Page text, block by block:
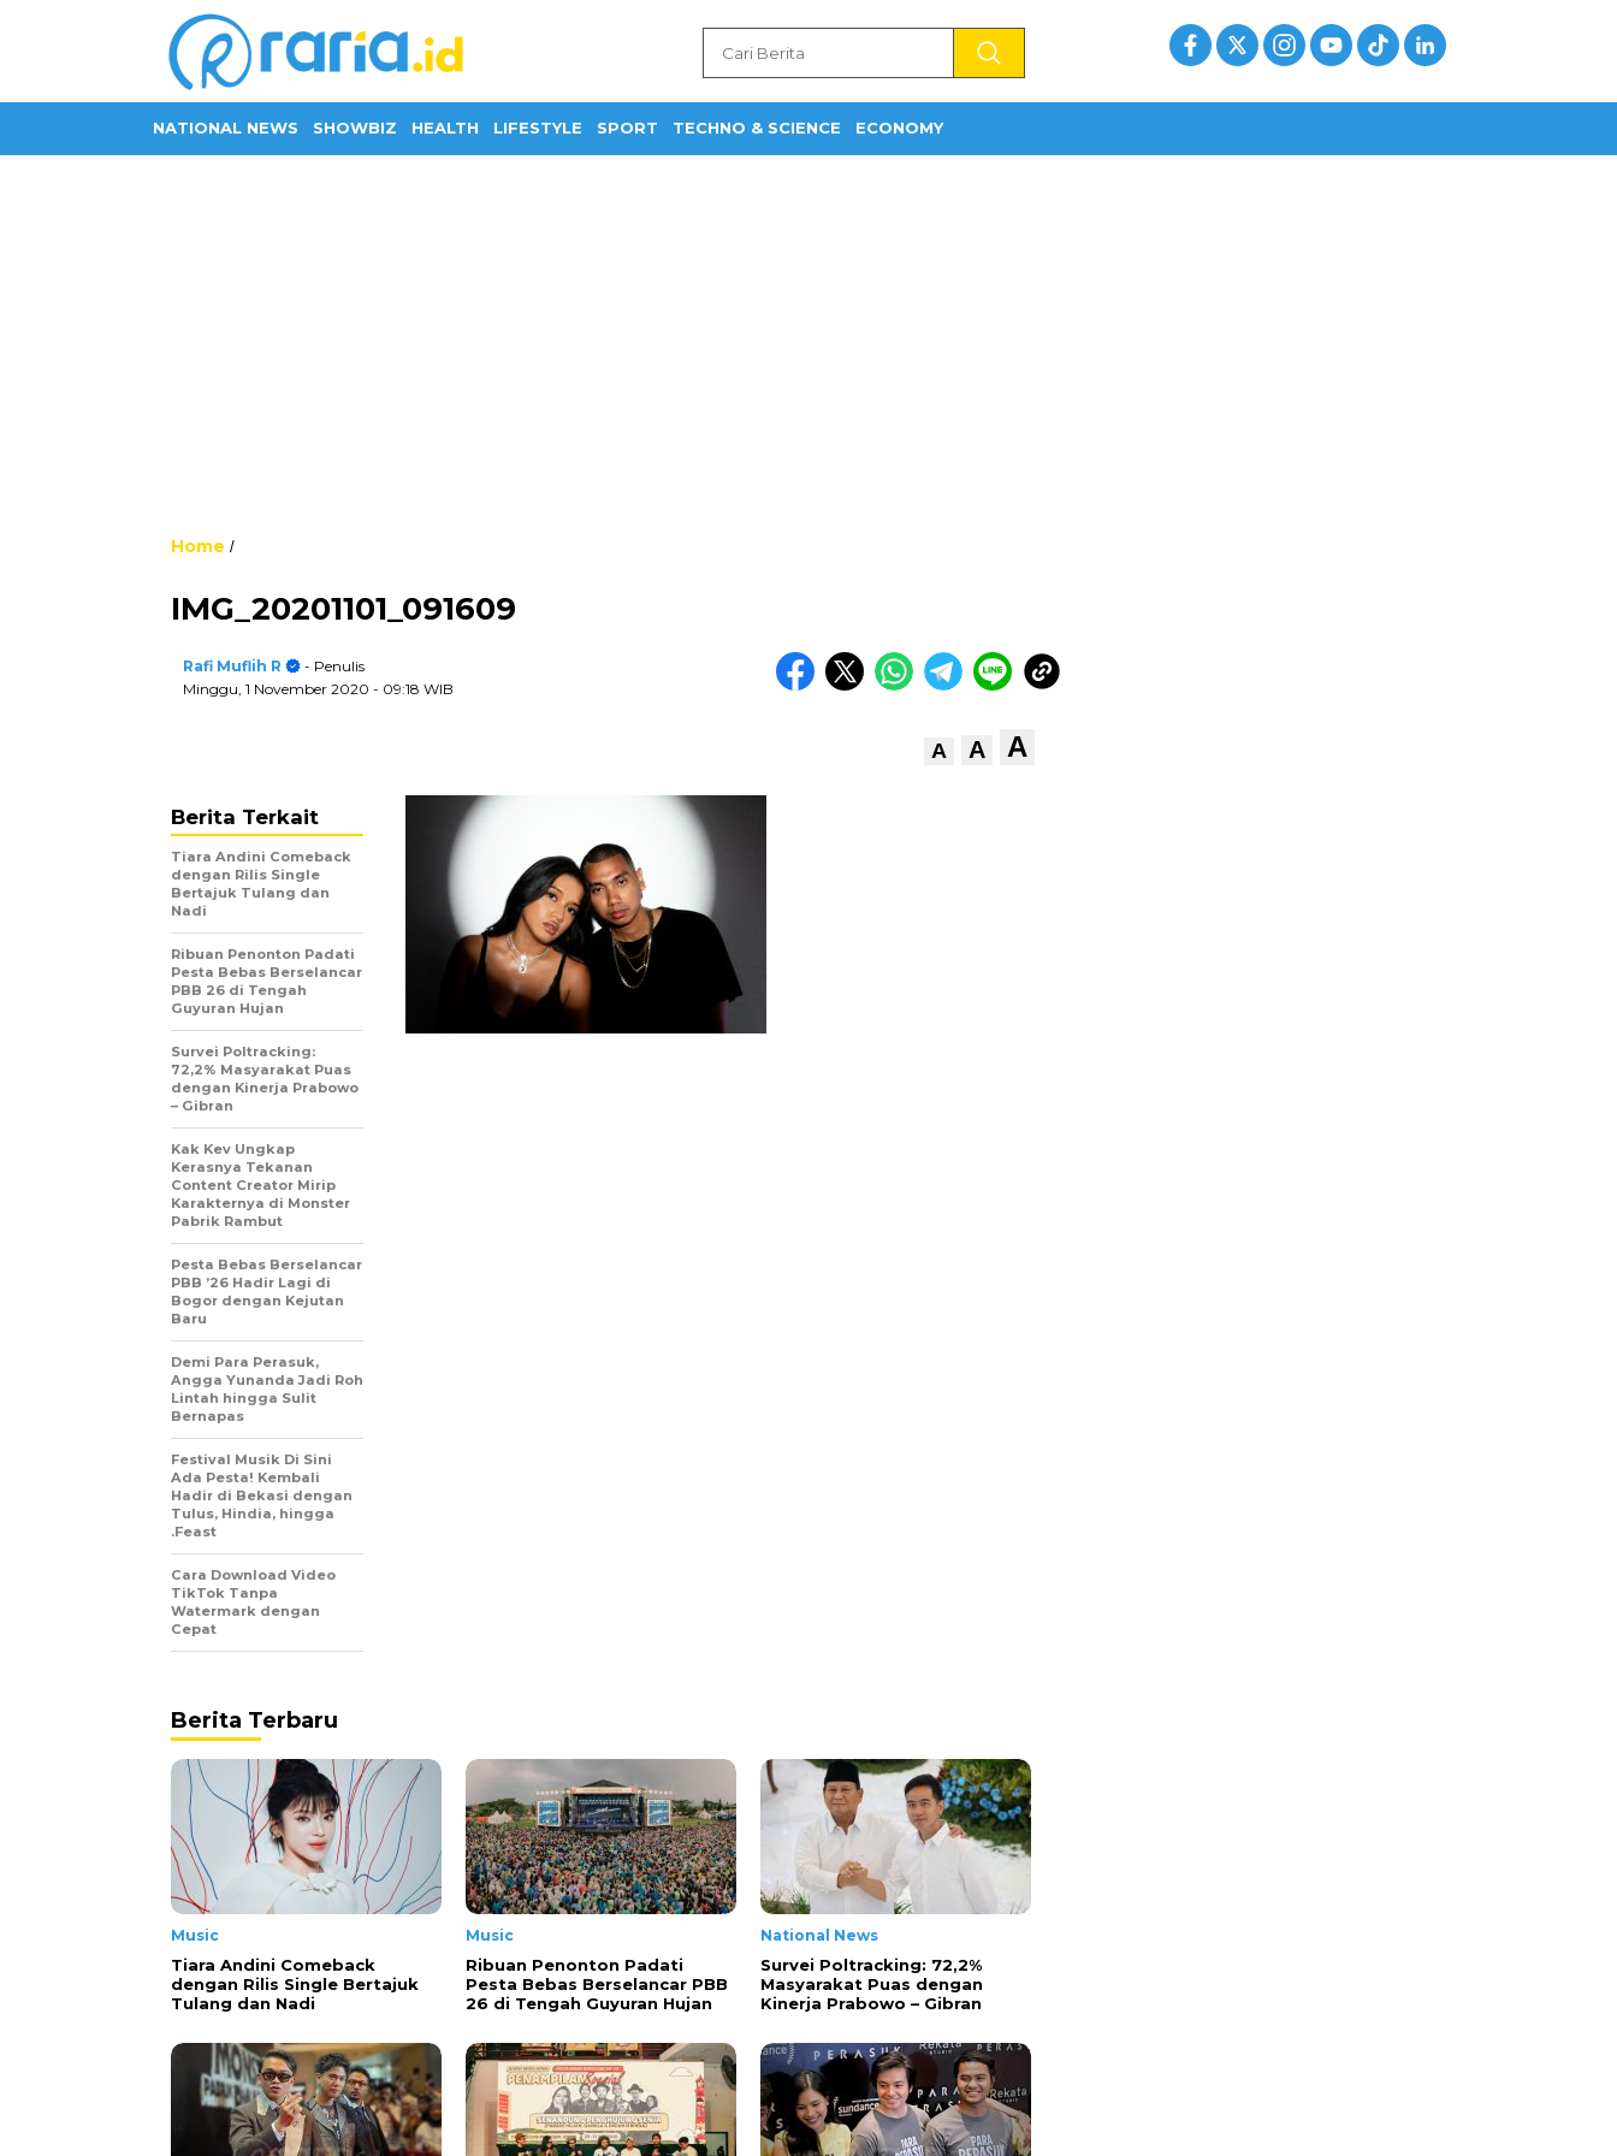
NATIONAL NEWS SHOWBIZ HEALTH LIFESTYLE SPORT TECHNO & SCIENCE ECONOMY
Home /
IMG_20201101_091609
Rafi Muflih R
- Penulis
Minggu, 1 November 2020 - 09:18 WIB
A A A
Berita Terkait
Tiara Andini Comeback
dengan Rilis Single
Bertajuk Tulang dan
Nadi
Ribuan Penonton Padati
Pesta Bebas Berselancar
PBB 26 di Tengah
Guyuran Hujan
Survei Poltracking:
72,2% Masyarakat Puas
dengan Kinerja Prabowo
– Gibran
Kak Kev Ungkap
Kerasnya Tekanan
Content Creator Mirip
Karakternya di Monster
Pabrik Rambut
Pesta Bebas Berselancar
PBB ’26 Hadir Lagi di
Bogor dengan Kejutan
Baru
Demi Para Perasuk,
Angga Yunanda Jadi Roh
Lintah hingga Sulit
Bernapas
Festival Musik Di Sini
Ada Pesta! Kembali
Hadir di Bekasi dengan
Tulus, Hindia, hingga
.Feast
Cara Download Video
TikTok Tanpa
Watermark dengan
Cepat
Berita Terbaru
Music
Tiara Andini Comeback
dengan Rilis Single Bertajuk
Tulang dan Nadi
Music
Ribuan Penonton Padati
Pesta Bebas Berselancar PBB
26 di Tengah Guyuran Hujan
National News
Survei Poltracking: 72,2%
Masyarakat Puas dengan
Kinerja Prabowo – Gibran